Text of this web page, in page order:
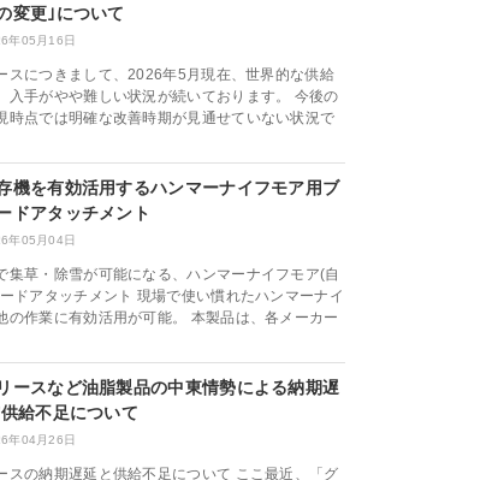
変更｣について
年05月16日
スにつきまして、2026年5月現在、世界的な供給
入手がやや難しい状況が続いております。 今後の
時点では明確な改善時期が見通せていない状況で
機を有効活用するハンマーナイフモア用ブ
ドアタッチメント
年05月04日
集草・除雪が可能になる、ハンマーナイフモア(自
ドアタッチメント 現場で使い慣れたハンマーナイ
の作業に有効活用が可能。 本製品は、各メーカー
ースなど油脂製品の中東情勢による納期遅
給不足について
年04月26日
スの納期遅延と供給不足について ここ最近、「グ